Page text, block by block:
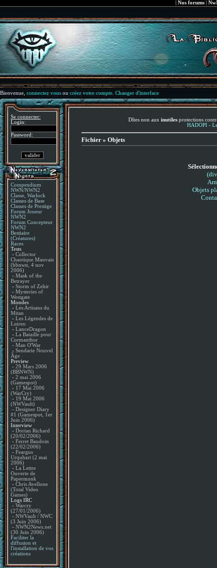
Nos forums|
Bienvenue, connectez vous ou créez votre compte Changer d'interface
Se connecter:
Login:
Password:
Compendium
NWN/NWN2
Classe, Warlock
Classes de Base
Classes de Prestige
Forum Joueur
NWN2
Forum Concepteur
NWN2
Bestiaire
(Créatures)
Races
Tests
- Collector
Chaotique Mauvais
(bbnwn, 4 nov
2006)
- Mask of the
Betrayer
- Storm of Zehir
- Mysteries of
Westgate
Mondes
- Les Artisans du
Mitan
- Les Légendes de
Luiren
- LanceDragon
- La Bataille pour
Cormanthor
- Man O'War
- Sendarie Nouvel
Âge
Preview
- 29 Mars 2006
(BBNWN)
- 2 mai 2006
(Gamespot)
- 17 Mai 2006
(WarCry)
- 19 Mai 2006
(NWVault)
- Designer Diary
#1 (Gamespot, 1er
Juin 2006)
Interview
- Dorian Richard
(20/02/2006)
- Ferret Baudoin
(22/02/2006)
- Feargus
Urquhart (2 mai
2006)
- La Lettre
Ouverte de
Papermonk
- Chris Avellone
(Total Video
Games)
Logs IRC
- Warcry
(27/01/2006)
- NWVault / NWC
(3 Juin 2006)
- NWN2News.net
(30 Juin 2006)
Faciliter la
diffusion et
l'installation de vos
créations
Dîtes non aux inutiles protections
HADOPI -
Fichier » Objets
Objets